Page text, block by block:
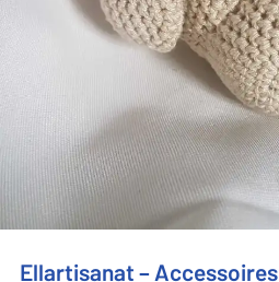
Ellartisanat – Accessoires